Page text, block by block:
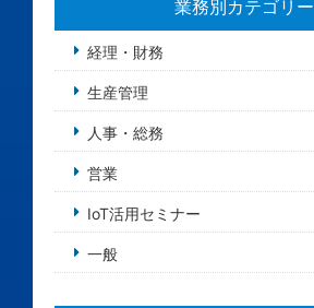
業務別カテゴリー
経理・財務
生産管理
人事・総務
営業
IoT活用セミナー
一般